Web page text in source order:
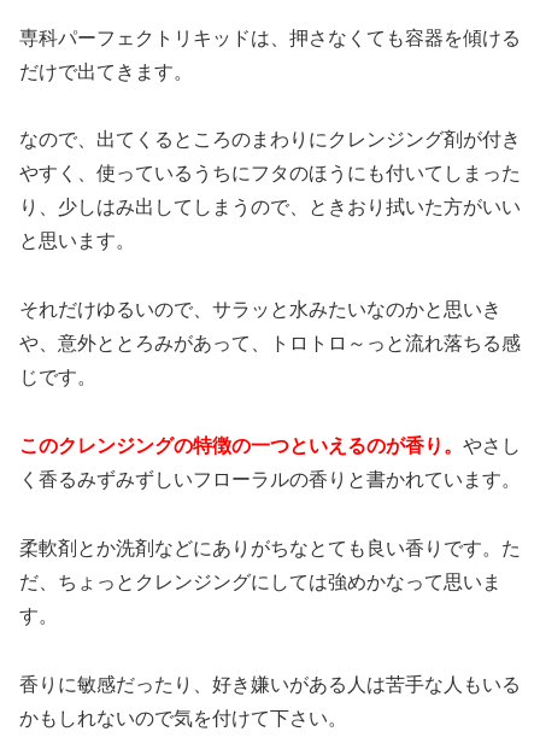
専科パーフェクトリキッドは、押さなくても容器を傾ける
だけで出てきます。
なので、出てくるところのまわりにクレンジング剤が付き
やすく、使っているうちにフタのほうにも付いてしまった
り、少しはみ出してしまうので、ときおり拭いた方がいい
と思います。
それだけゆるいので、サラッと水みたいなのかと思いき
や、意外ととろみがあって、トロトロ～っと流れ落ちる感
じです。
このクレンジングの特徴の一つといえるのが香り。 やさし
く香るみずみずしいフローラルの香りと書かれています。
柔軟剤とか洗剤などにありがちなとても良い香りです。た
だ、ちょっとクレンジングにしては強めかなって思いま
す。
香りに敏感だったり、好き嫌いがある人は苦手な人もいる
かもしれないので気を付けて下さい。